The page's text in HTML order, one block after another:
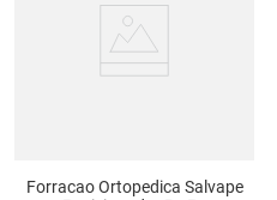
Forracao Ortopedica Salvape